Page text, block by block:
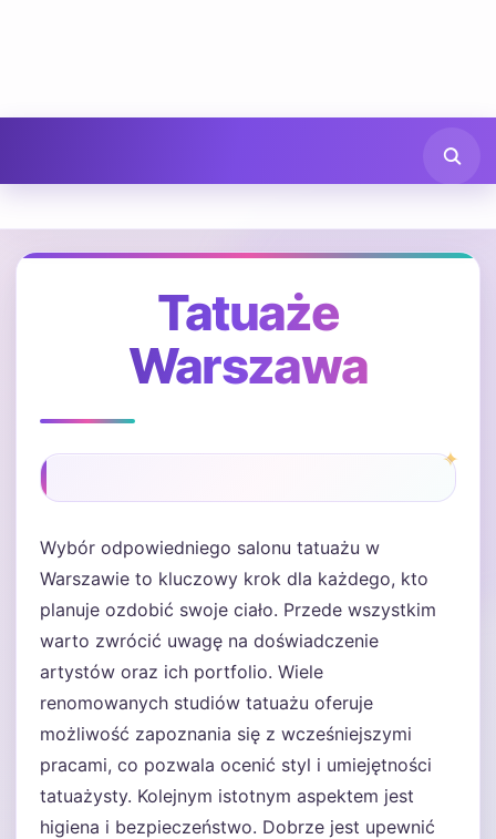
Tatuaże
Warszawa
Wybór odpowiedniego salonu tatuażu w
Warszawie to kluczowy krok dla każdego, kto
planuje ozdobić swoje ciało. Przede wszystkim
warto zwrócić uwagę na doświadczenie
artystów oraz ich portfolio. Wiele
renomowanych studiów tatuażu oferuje
możliwość zapoznania się z wcześniejszymi
pracami, co pozwala ocenić styl i umiejętności
tatuażysty. Kolejnym istotnym aspektem jest
higiena i bezpieczeństwo. Dobrze jest upewnić